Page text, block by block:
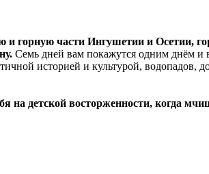
и горную части Ингушетии и Осетии,
Семь дней вам покажутся одним днём
историей и культурой, водопадов,
на детской восторженности, когда